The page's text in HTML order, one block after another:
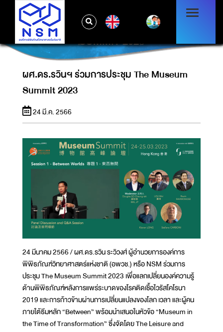
ผศ.ดร.รวินฯ ร่วมการประชุม THE MUSEUM
SUMMIT 2023
ผศ.ดร.รวินฯ ร่วมการประชุม The Museum
Summit 2023
24 มี.ค. 2566
24 มีนาคม 2566 / ผศ.ดร.รวิน ระวิวงศ์ ผู้อำนวยการองค์การ
พิพิธภัณฑ์วิทยาศาสตร์แห่งชาติ (อพวช.) หรือ NSM ร่วมการ
ประชุม The Museum Summit 2023 เพื่อแลกเปลี่ยนองค์ความรู้
ด้านพิพิธภัณฑ์หลังการแพร่ระบาดของโรคติดเชื้อไวรัสโคโรนา
2019 และการก้าวข้ามผ่านการเปลี่ยนแปลงของโลก เวลา และผู้คน
ภายใต้ธีมหลัก “Between” พร้อมนำเสนอในหัวข้อ “Museum in
the Time of Transformation” ซึ่งจัดโดย The Leisure and